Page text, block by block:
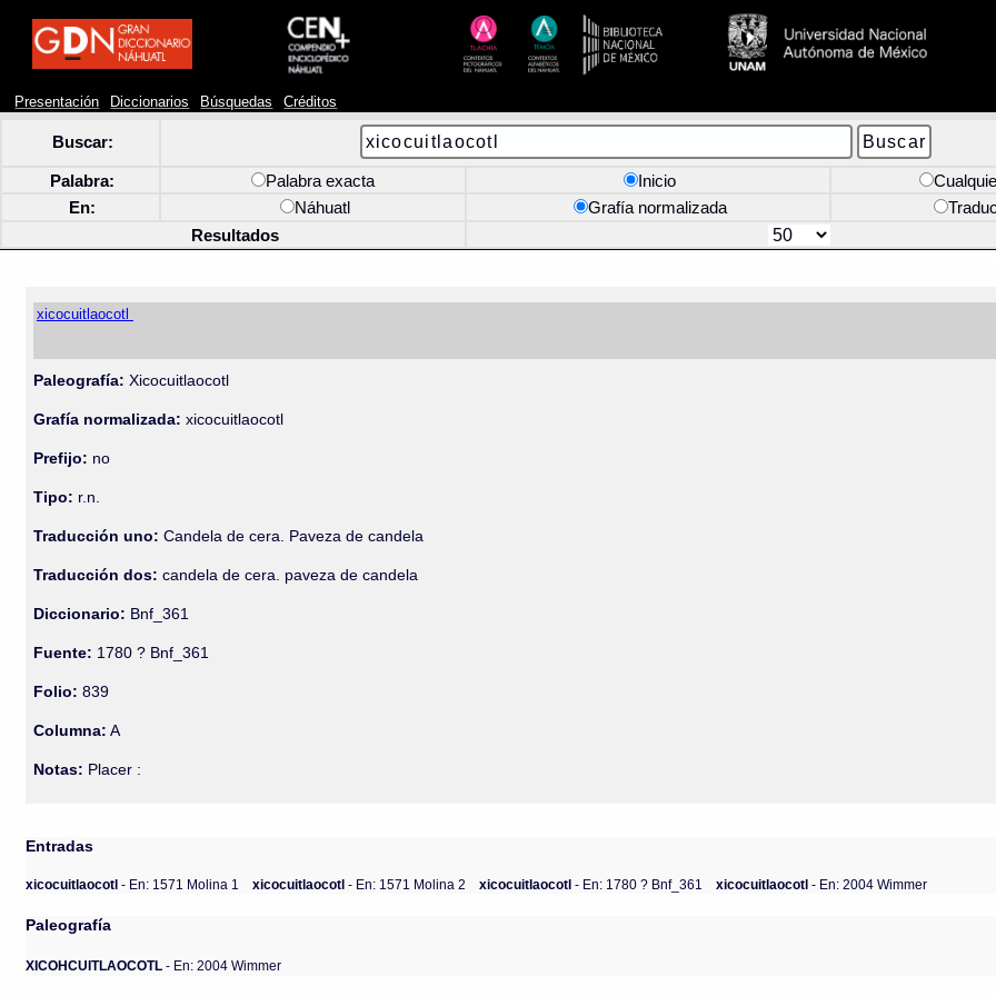
Presentación Diccionarios Búsquedas Créditos
Buscar:
Palabra: Palabra exacta Inicio
En:
Náhuatl Grafía normalizada
Resultados
xicocuitlaocotl
Paleografía: Xicocuitlaocotl
Grafía normalizada: xicocuitlaocotl
Prefijo: no
Tipo: r.n.
Traducción uno: Candela de cera. Paveza de candela
Traducción dos: candela de cera. paveza de candela
Diccionario: Bnf_361
Fuente: 1780 ? Bnf_361
Folio: 839
Columna: A
Notas: Placer :
Entradas
xicocuitlaocotl- En: 1571 Molina 1 xicocuitlaocotl- En: 1571 Molina 2 xicocuitlaocotl- En: 1780 ? Bnf_361 xicocuitlaocotl- En: 2004 Wimmer
Paleografía
XICOHCUITLAOCOTL - En: 2004 Wimmer